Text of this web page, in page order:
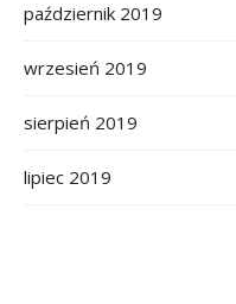
październik 2019
wrzesień 2019
sierpień 2019
lipiec 2019